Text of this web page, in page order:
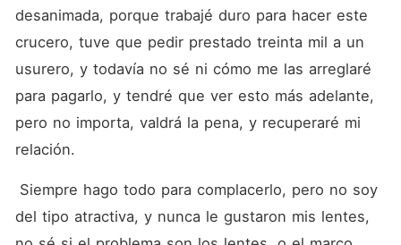
desanimada, porque trabajé duro para hacer este
crucero, tuve que pedir prestado treinta mil a un
usurero, y todavía no sé ni cómo me las arreglaré
para pagarlo, y tendré que ver esto más adelante,
pero no importa, valdrá la pena, y recuperaré mi
relación.
del tipo atractiva, y nunca le gustaron mis lentes,